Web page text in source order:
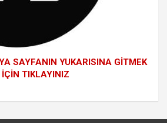
SAYFANIN YUKARISINA GİTMEK
İÇİN TIKLAYINIZ